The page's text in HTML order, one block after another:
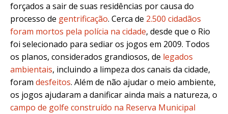
forçados a sair de suas residências por causa do
processo de gentrificação. Cerca de 2.500 cidadãos
foram mortos pela polícia na cidade, desde que o Rio
foi selecionado para sediar os jogos em 2009. Todos
os planos, considerados grandiosos, de legados
ambientais, incluindo a limpeza dos canais da cidade,
foram desfeitos. Além de não ajudar o meio ambiente,
os jogos ajudaram a danificar ainda mais a natureza, o
campo de golfe construído na Reserva Municipal